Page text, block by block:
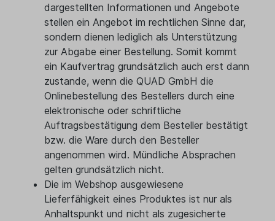
dargestellten Informationen und Angebote
stellen ein Angebot im rechtlichen Sinne dar,
sondern dienen lediglich als Unterstützung
zur Abgabe einer Bestellung. Somit kommt
ein Kaufvertrag grundsätzlich auch erst dann
zustande, wenn die QUAD GmbH die
Onlinebestellung des Bestellers durch eine
elektronische oder schriftliche
Auftragsbestätigung dem Besteller bestätigt
bzw. die Ware durch den Besteller
angenommen wird. Mündliche Absprachen
gelten grundsätzlich nicht.
Die im Webshop ausgewiesene
Lieferfähigkeit eines Produktes ist nur als
Anhaltspunkt und nicht als zugesicherte